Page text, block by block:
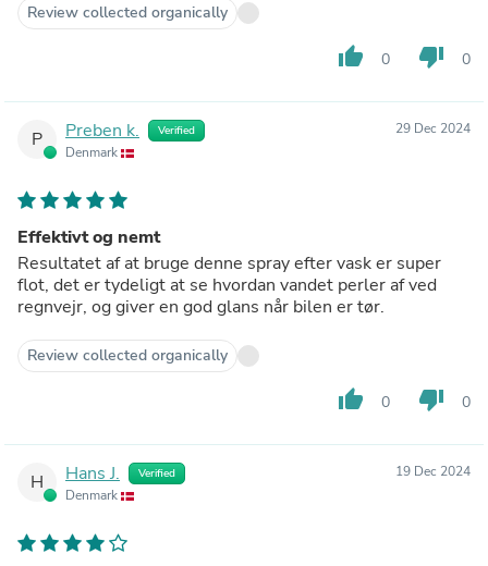
Review collected organically
thumb_up 0 thumb_down 0
P Preben k. Verified
Denmark
29 Dec 2024
Effektivt og nemt
Resultatet af at bruge denne spray efter vask er super
flot, det er tydeligt at se hvordan vandet perler af ved
regnvejr, og giver en god glans når bilen er tør.
Review collected organically
thumb_up 0 thumb_down 0
H Hans J. Verified
Denmark
19 Dec 2024